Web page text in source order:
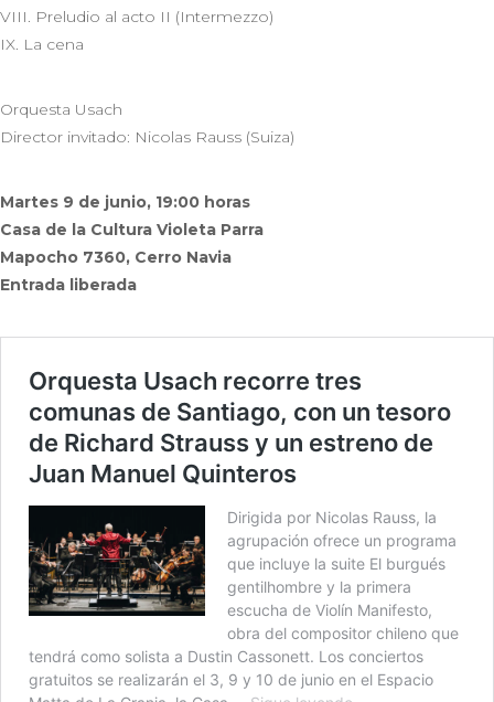
VIII. Preludio al acto II (Intermezzo)
IX. La cena
Orquesta Usach
Director invitado: Nicolas Rauss (Suiza)
Martes 9 de junio, 19:00 horas
Casa de la Cultura Violeta Parra
Mapocho 7360, Cerro Navia
Entrada liberada